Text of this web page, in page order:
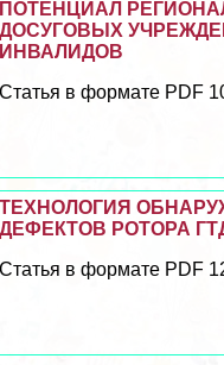
ПОТЕНЦИАЛ
ДОСУГОВЫХ
ИНВАЛИДОВ
Статья в формате PDF
ТЕХНОЛОГИЯ
ДЕФЕКТОВ РОТОРА
Статья в формате PDF